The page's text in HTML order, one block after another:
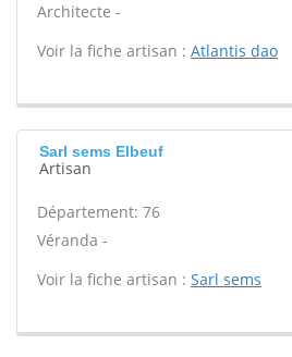
Architecte -
Voir la fiche artisan : Atlantis dao
Sarl sems Elbeuf
Artisan
Département: 76
Véranda -
Voir la fiche artisan : Sarl sems